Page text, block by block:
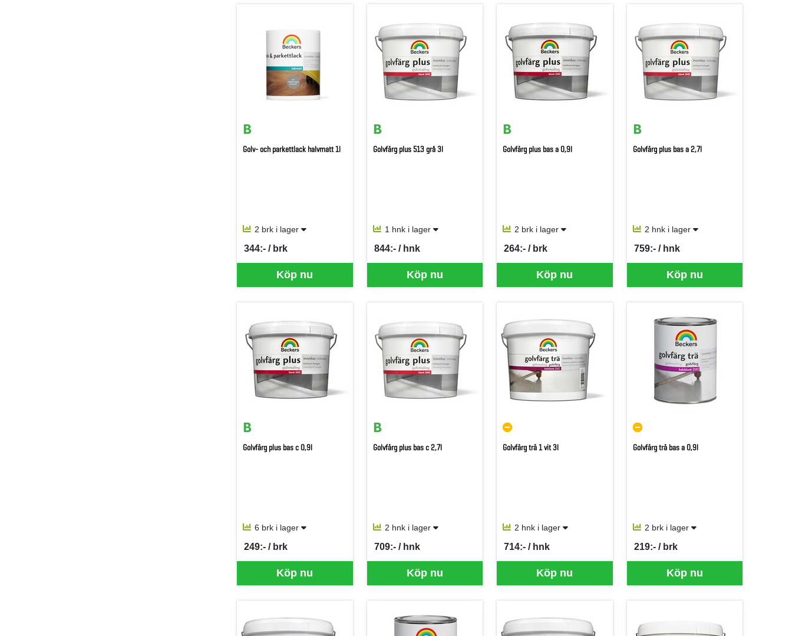
Golv- och parkettlack halvmatt 1l
2 brk i lager
Köp nu
344:- / brk
SEK per BRK
Golvfärg plus 513 grå 3l
1 hnk i lager
Köp nu
844:- / hnk
SEK per HNK
Golvfärg plus bas a 0,9l
2 brk i lager
Köp nu
264:- / brk
SEK per BRK
Golvfärg plus bas a 2,7l
2 hnk i lager
Köp nu
759:- / hnk
SEK per HNK
Golvfärg plus bas c 0,9l
6 brk i lager
Köp nu
249:- / brk
SEK per BRK
Golvfärg plus bas c 2,7l
2 hnk i lager
Köp nu
709:- / hnk
SEK per HNK
Golvfärg trä 1 vit 3l
2 hnk i lager
Köp nu
714:- / hnk
SEK per HNK
Golvfärg trä bas a 0,9l
2 brk i lager
Köp nu
219:- / brk
SEK per BRK